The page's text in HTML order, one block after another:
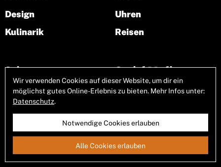
Seiten
Über uns
Design
Kulinarik
Uhren
Reisen
Social Media
Allgemeine GeschäftsbedingungenImpressum
Wir verwenden Cookies auf dieser Website, um dir ein
möglichst gutes Online-Erlebnis zu bieten. Mehr Infos unter:
Datenschutz.
Notwendige Cookies erlauben
Alle Cookies erlauben